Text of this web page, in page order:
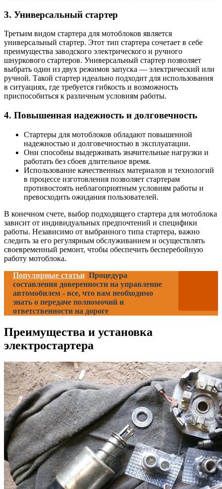
3. Универсальный стартер
Третьим видом стартера для мотоблоков является
универсальный стартер. Этот тип стартера сочетает в себе
преимущества заводского электрического и ручного
шнуркового стартеров. Универсальный стартер позволяет
выбрать один из двух режимов запуска — электрический или
ручной. Такой стартер идеально подходит для использования
в ситуациях, где требуется гибкость и возможность
приспособиться к различным условиям работы.
4. Повышенная надежность и долговечность
Стартеры для мотоблоков обладают повышенной
надежностью и долговечностью в эксплуатации.
Они способны выдерживать значительные нагрузки и
работать без сбоев длительное время.
Использование качественных материалов и технологий
в процессе изготовления позволяет стартерам
противостоять неблагоприятным условиям работы и
превосходить ожидания пользователей.
В конечном счете, выбор подходящего стартера для мотоблока
зависит от индивидуальных предпочтений и специфики
работы. Независимо от выбранного типа стартера, важно
следить за его регулярным обслуживанием и осуществлять
своевременный ремонт, чтобы обеспечить бесперебойную
работу мотоблока.
Популярные статьи Процедура
составления доверенности на управление
автомобилем - все, что вам необходимо
знать о передаче полномочий и
ответственности на дороге
Преимущества и установка
электростартера